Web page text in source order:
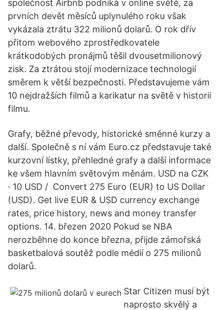
společnost Airbnb podniká v online světě, za
prvních devět měsíců uplynulého roku však
vykázala ztrátu 322 milionů dolarů. O rok dřív
přitom webového zprostředkovatele
krátkodobých pronájmů těšil dvousetmilionový
zisk. Za ztrátou stojí modernizace technologií
směrem k větší bezpečnosti. Představujeme vám
10 nejdražších filmů a karikatur na světě v historii
filmu.
Grafy, běžné převody, historické směnné kurzy a
další. Společně s ní vám Euro.cz představuje také
kurzovní lístky, přehledné grafy a další informace
ke všem hlavním světovým měnám. USD na CZK
· 10 USD / Convert 275 Euro (EUR) to US Dollar
(USD). Get live EUR & USD currency exchange
rates, price history, news and money transfer
options. 14. březen 2020 Pokud se NBA
nerozběhne do konce března, přijde zámořská
basketbalová soutěž podle médií o 275 milionů
dolarů.
Star Citizen musí být
naprosto skvělý a